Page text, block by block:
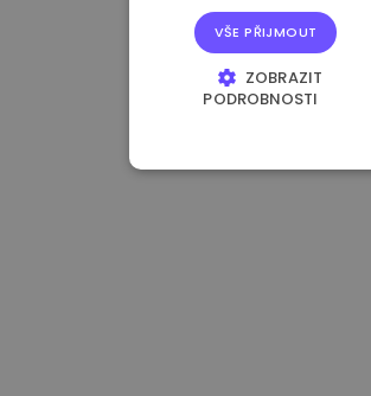
VŠE PŘIJMOUT
ZOBRAZIT
PODROBNOSTI